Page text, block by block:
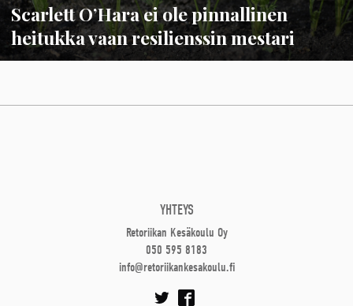
Scarlett O’Hara ei ole pinnallinen
heitukka vaan resilienssin mestari
YHTEYS
Retoriikan Kesäkoulu Oy
050 595 8183
info@retoriikankesakoulu.fi